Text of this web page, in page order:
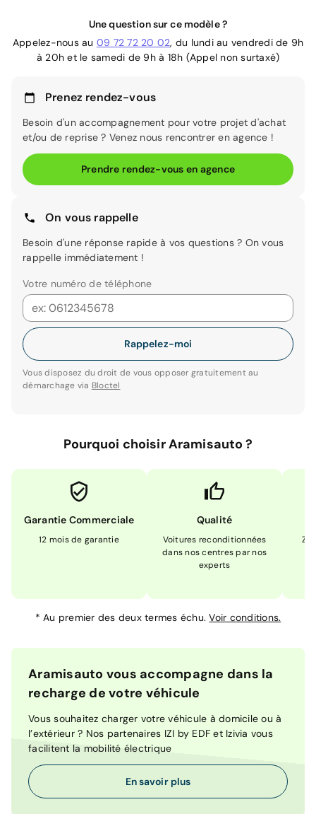
Une question sur ce modèle ?
Appelez-nous au 09 72 72 20 02, du lundi au vendredi de 9h
à 20h et le samedi de 9h à 18h (Appel non surtaxé)
Prenez rendez-vous
Besoin d'un accompagnement pour votre projet d'achat
et/ou de reprise ? Venez nous rencontrer en agence !
Prendre rendez-vous en agence
On vous rappelle
Besoin d'une réponse rapide à vos questions ? On vous
rappelle immédiatement !
Votre numéro de téléphone
Rappelez-moi
Vous disposez du droit de vous opposer gratuitement au
démarchage via Bloctel
Pourquoi choisir Aramisauto ?
Garantie Commerciale
12 mois de garantie
Qualité
Voitures reconditionnées
dans nos centres par nos
experts
*Au premier des deux termes échu.Voir conditions.
Aramisauto vous accompagne dans la
recharge de votre véhicule
Vous souhaitez charger votre véhicule à domicile ou à
l’extérieur ? Nos partenaires IZI by EDF et Izivia vous
facilitent la mobilité électrique
En savoir plus